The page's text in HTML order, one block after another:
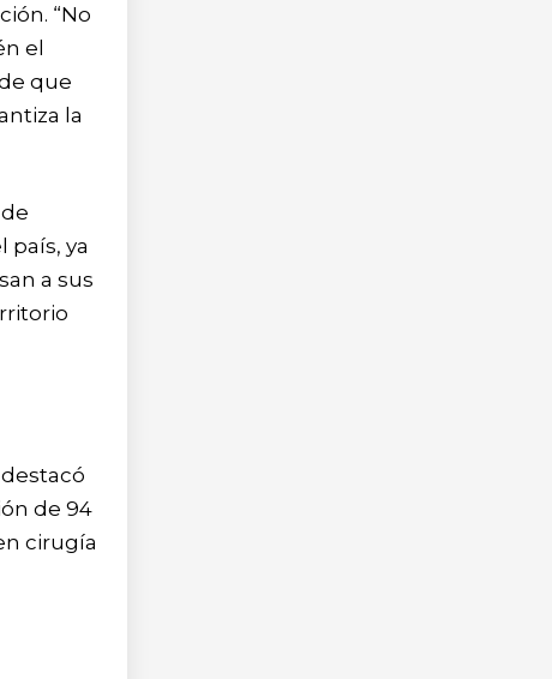
“No
el
que
la
ya
a sus
de 94
cirugía